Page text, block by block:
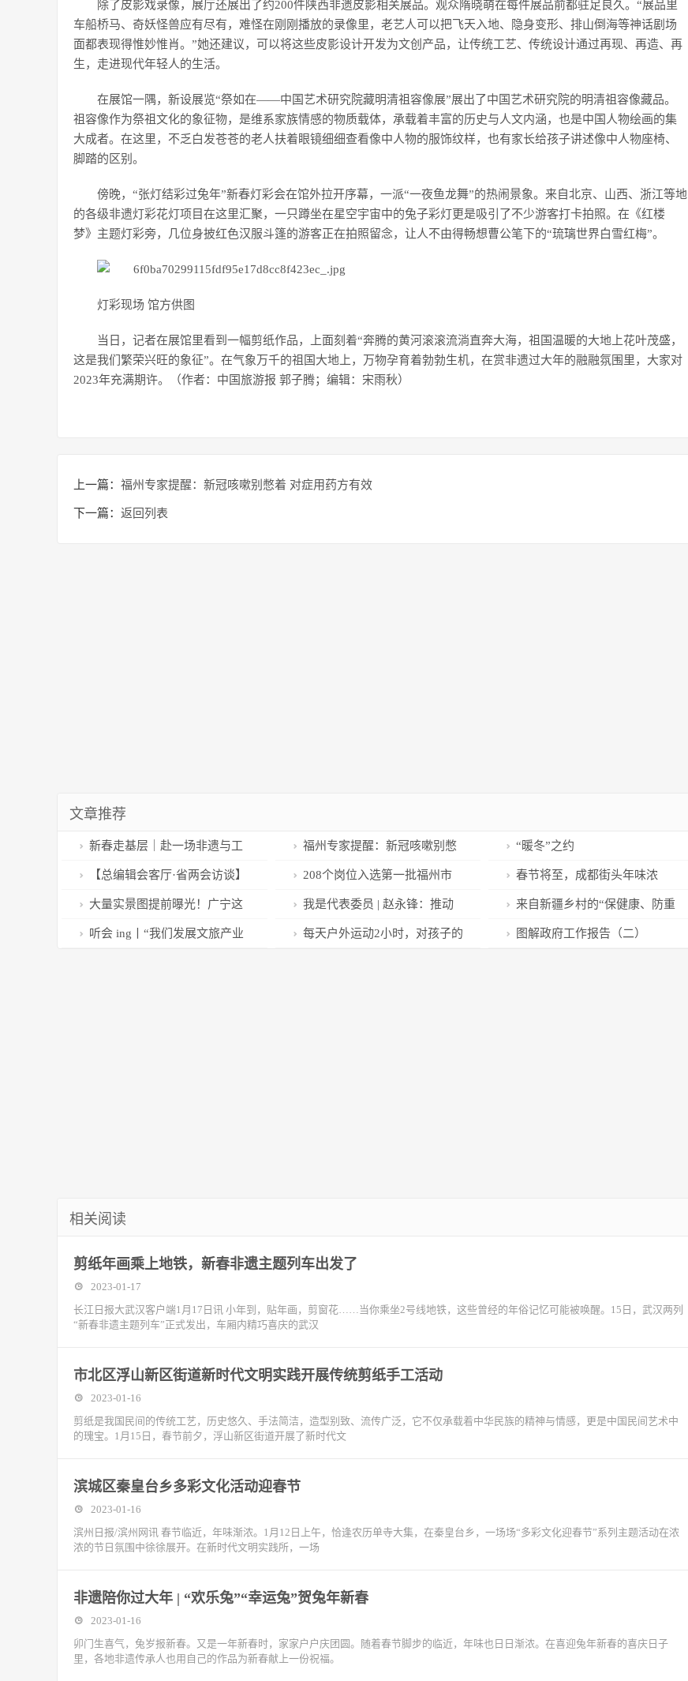
除了皮影戏录像，展厅还展出了约200件陕西非遗皮影相关展品。观众隋晓萌在每件展品前都驻足良久。“展品里
车船桥马、奇妖怪兽应有尽有，难怪在刚刚播放的录像里，老艺人可以把飞天入地、隐身变形、排山倒海等神话剧场
面都表现得惟妙惟肖。”她还建议，可以将这些皮影设计开发为文创产品，让传统工艺、传统设计通过再现、再造、再
生，走进现代年轻人的生活。
在展馆一隅，新设展览“祭如在——中国艺术研究院藏明清祖容像展”展出了中国艺术研究院的明清祖容像藏品。
祖容像作为祭祖文化的象征物，是维系家族情感的物质载体，承载着丰富的历史与人文内涵，也是中国人物绘画的集
大成者。在这里，不乏白发苍苍的老人扶着眼镜细细查看像中人物的服饰纹样，也有家长给孩子讲述像中人物座椅、
脚踏的区别。
傍晚，“张灯结彩过兔年”新春灯彩会在馆外拉开序幕，一派“一夜鱼龙舞”的热闹景象。来自北京、山西、浙江等地
的各级非遗灯彩花灯项目在这里汇聚，一只蹲坐在星空宇宙中的兔子彩灯更是吸引了不少游客打卡拍照。在《红楼
梦》主题灯彩旁，几位身披红色汉服斗篷的游客正在拍照留念，让人不由得畅想曹公笔下的“琉璃世界白雪红梅”。
灯彩现场 馆方供图
当日，记者在展馆里看到一幅剪纸作品，上面刻着“奔腾的黄河滚滚流淌直奔大海，祖国温暖的大地上花叶茂盛，
这是我们繁荣兴旺的象征”。在气象万千的祖国大地上，万物孕育着勃勃生机，在赏非遗过大年的融融氛围里，大家对
2023年充满期许。（作者：中国旅游报 郭子腾；编辑：宋雨秋）
上一篇： 福州专家提醒：新冠咳嗽别憋着 对症用药方有效
下一篇： 返回列表
文章推荐
新春走基层｜赴一场非遗与工
美的新年盛宴
福州专家提醒：新冠咳嗽别憋
着 对症用药方有效
“暖冬”之约
【总编辑会客厅·省两会访谈】
释放消费潜力 增强发展动能
208个岗位入选第一批福州市
“文明岗”
春节将至，成都街头年味浓
大量实景图提前曝光！广宁这
“一桥一路”原来“长”这样～
我是代表委员 | 赵永锋：推动
鄂西抽水蓄能项目的电力通道建
来自新疆乡村的“保健康、防重
症”蹲点观察
听会 ing丨“我们发展文旅产业 每天户外运动2小时，对孩子的 图解政府工作报告（二）
相关阅读
剪纸年画乘上地铁，新春非遗主题列车出发了
2023-01-17
长江日报大武汉客户端1月17日讯 小年到，贴年画，剪窗花……当你乘坐2号线地铁，这些曾经的年俗记忆可能被唤醒。15日，武汉两列
“新春非遗主题列车”正式发出，车厢内精巧喜庆的武汉
市北区浮山新区街道新时代文明实践开展传统剪纸手工活动
2023-01-16
剪纸是我国民间的传统工艺，历史悠久、手法简洁，造型别致、流传广泛，它不仅承载着中华民族的精神与情感，更是中国民间艺术中
的瑰宝。1月15日，春节前夕，浮山新区街道开展了新时代文
滨城区秦皇台乡多彩文化活动迎春节
2023-01-16
滨州日报/滨州网讯 春节临近，年味渐浓。1月12日上午，恰逢农历单寺大集，在秦皇台乡，一场场“多彩文化迎春节”系列主题活动在浓
浓的节日氛围中徐徐展开。在新时代文明实践所，一场
非遗陪你过大年 | “欢乐兔”“幸运兔”贺兔年新春
2023-01-16
卯门生喜气，兔岁报新春。又是一年新春时，家家户户庆团圆。随着春节脚步的临近，年味也日日渐浓。在喜迎兔年新春的喜庆日子
里，各地非遗传承人也用自己的作品为新春献上一份祝福。